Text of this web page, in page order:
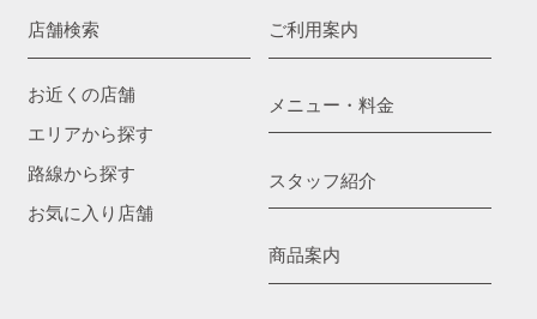
店舗検索
お近くの店舗
エリアから探す
路線から探す
お気に入り店舗
ご利用案内
メニュー・料金
スタッフ紹介
商品案内